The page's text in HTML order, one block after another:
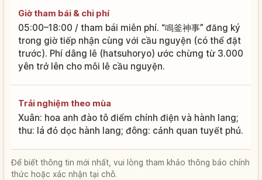
Giờ tham bái & chi phí
05:00–18:00 / tham bái miễn phí. “鳴釜神事” đăng ký
trong giờ tiếp nhận cùng với cầu nguyện (có thể đặt
trước). Phí dâng lễ (hatsuhoryo) ước chừng từ 3.000
yên trở lên cho mỗi lễ cầu nguyện.
Trải nghiệm theo mùa
Xuân: hoa anh đào tô điểm chính điện và hành lang;
thu: lá đỏ dọc hành lang; đông: cảnh quan tuyết phủ.
Để biết thông tin mới nhất, vui lòng tham khảo thông báo chính
thức hoặc xác nhận tại chỗ.